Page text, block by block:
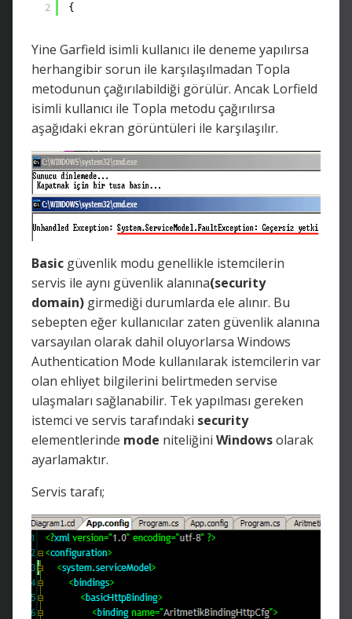
2
{
Yine Garfield isimli kullanıcı ile deneme yapılırsa
herhangibir sorun ile karşılaşılmadan Topla
metodunun çağırılabildiği görülür. Ancak Lorfield
isimli kullanıcı ile Topla metodu çağırılırsa
aşağıdaki ekran görüntüleri ile karşılaşılır.
Basic güvenlik modu genellikle istemcilerin
servis ile aynı güvenlik alanına(security
domain) girmediği durumlarda ele alınır. Bu
sebepten eğer kullanıcılar zaten güvenlik alanına
varsayılan olarak dahil oluyorlarsa Windows
Authentication Mode kullanılarak istemcilerin var
olan ehliyet bilgilerini belirtmeden servise
ulaşmaları sağlanabilir. Tek yapılması gereken
istemci ve servis tarafındaki security
elementlerinde mode niteliğini Windowsolarak
ayarlamaktır.
Servis tarafı;